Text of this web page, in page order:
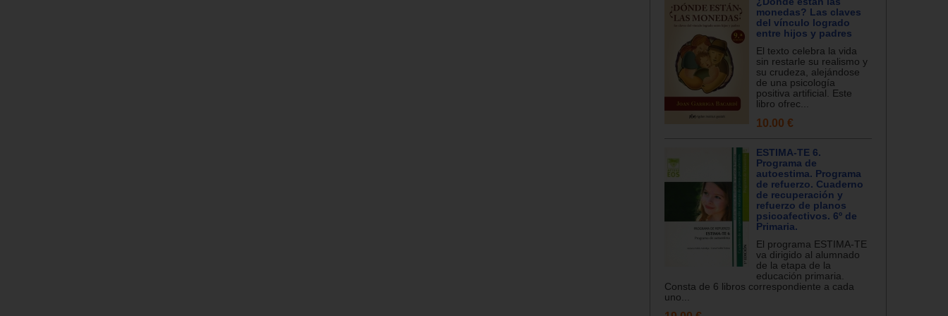
monedas? Las claves
del vínculo logrado
entre hijos y padres
El texto celebra la vida
sin restarle su realismo y
su crudeza, alejándose
de una psicología
positiva artificial. Este
libro ofrec...
10.00 €
ESTIMA-TE 6.
Programa de
autoestima. Programa
de refuerzo. Cuaderno
de recuperación y
refuerzo de planos
psicoafectivos. 6º de
Primaria.
El programa ESTIMA-TE
va dirigido al alumnado
de la etapa de la
educación primaria.
Consta de 6 libros correspondiente a cada
uno...